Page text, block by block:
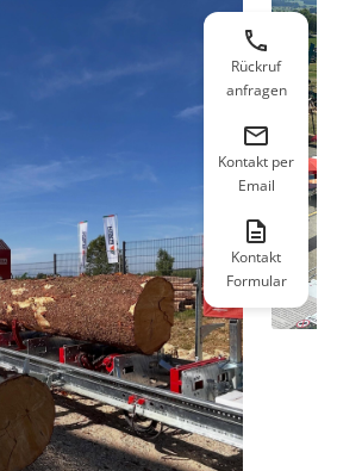
Rückruf
anfragen
Kontakt per
Email
Kontakt
Formular